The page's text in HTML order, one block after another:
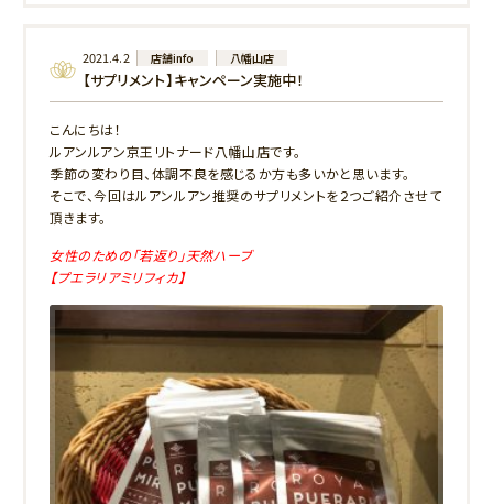
2021.4.2 店舗info 八幡山店
【サプリメント】キャンペーン実施中！
こんにちは！
ルアンルアン京王リトナード八幡山店です。
季節の変わり目、体調不良を感じるか方も多いかと思います。
そこで、今回はルアンルアン推奨のサプリメントを２つご紹介させて
頂きます。
女性のための「若返り」天然ハーブ
【プエラリアミリフィカ】